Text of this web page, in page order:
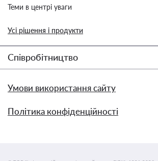
Теми в центрі уваги
Усі рішення і продукти
Співробітництво
Умови використання сайту
Політика конфіденційності